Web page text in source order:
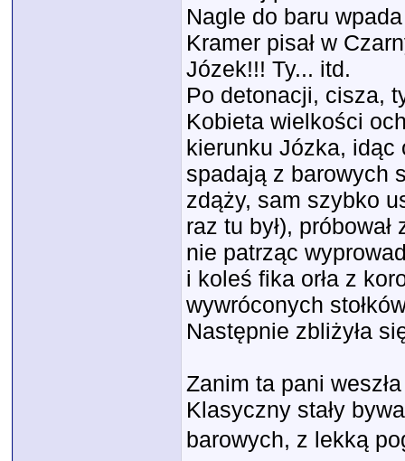
Nagle do baru
Kramer pisał w
Józek!!! Ty... itd.
Po detonacji, cisza,
Kobieta wielkości
kierunku Józka, idąc
spadają z barowych
zdąży, sam szybko
raz tu był),
nie patrząc
i koleś fika orła z
wywróconych
Następnie zbliżyła
Zanim ta pani
Klasyczny stały
barowych, z lekką